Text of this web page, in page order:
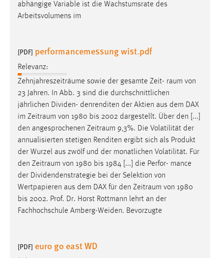
abhängige Variable ist die Wachstumsrate des
Arbeitsvolumens im
[PDF] performancemessung wist.pdf
Relevanz:
Zehnjahreszeiträume sowie der gesamte Zeit- raum von
23 Jahren. In Abb. 3 sind die durchschnittlichen
jährlichen Dividen- denrenditen der Aktien aus dem DAX
im Zeitraum von 1980 bis 2002 dargestellt. Über den [...]
den angesprochenen Zeitraum 9,3%. Die Volatilität der
annualisierten stetigen Renditen ergibt sich als Produkt
der Wurzel aus zwölf und der monatlichen Volatilität. Für
den Zeitraum von 1980 bis 1984 [...] die Perfor- mance
der Dividendenstrategie bei der Selektion von
Wertpapieren aus dem DAX für den Zeitraum von 1980
bis 2002. Prof. Dr. Horst Rottmann lehrt an der
Fachhochschule Amberg-Weiden. Bevorzugte
[PDF] euro go east WD